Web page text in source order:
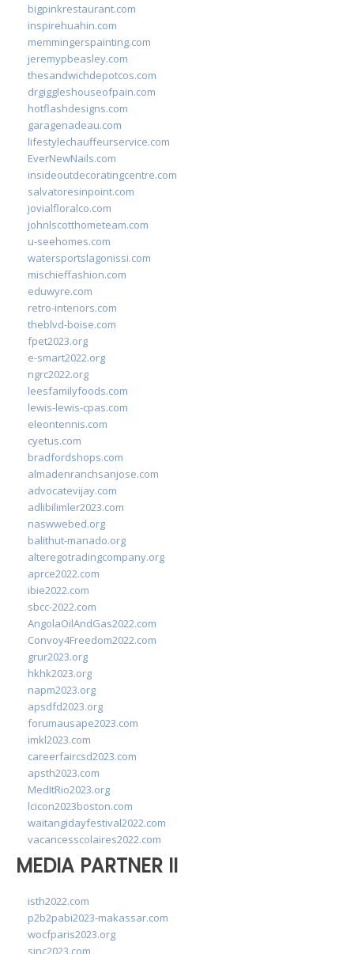
bigpinkrestaurant.com
inspirehuahin.com
memmingerspainting.com
jeremypbeasley.com
thesandwichdepotcos.com
drgiggleshouseofpain.com
hotflashdesigns.com
garagenadeau.com
lifestylechauffeurservice.com
EverNewNails.com
insideoutdecoratingcentre.com
salvatoresinpoint.com
jovialfloralco.com
johnlscotthometeam.com
u-seehomes.com
watersportslagonissi.com
mischieffashion.com
eduwyre.com
retro-interiors.com
theblvd-boise.com
fpet2023.org
e-smart2022.org
ngrc2022.org
leesfamilyfoods.com
lewis-lewis-cpas.com
eleontennis.com
cyetus.com
bradfordshops.com
almadenranchsanjose.com
advocatevijay.com
adlibilimler2023.com
naswwebed.org
balithut-manado.org
alteregotradingcompany.org
aprce2022.com
ibie2022.com
sbcc-2022.com
AngolaOilAndGas2022.com
Convoy4Freedom2022.com
grur2023.org
hkhk2023.org
napm2023.org
apsdfd2023.org
forumausape2023.com
imkl2023.com
careerfaircsd2023.com
apsth2023.com
MedItRio2023.org
lcicon2023boston.com
waitangidayfestival2022.com
vacancesscolaires2022.com
MEDIA PARTNER II
isth2022.com
p2b2pabi2023-makassar.com
wocfparis2023.org
sinc2023.com